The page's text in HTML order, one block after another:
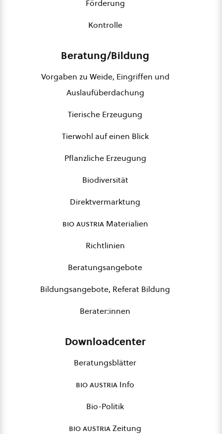
Förderung
Kontrolle
Beratung/Bildung
Vorgaben zu Weide, Eingriffen und
Auslaufüberdachung
Tierische Erzeugung
Tierwohl auf einen Blick
Pflanzliche Erzeugung
Biodiversität
Direktvermarktung
bio austriaMaterialien
Richtlinien
Beratungsangebote
Bildungsangebote, Referat Bildung
Berater:innen
Downloadcenter
Beratungsblätter
bio austria Info
Bio-Politik
bio austriaZeitung